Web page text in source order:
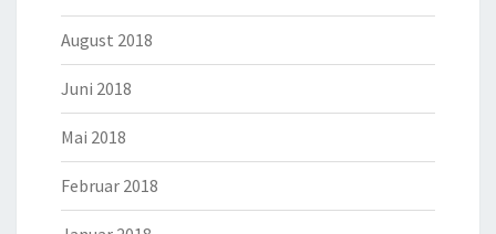
August 2018
Juni 2018
Mai 2018
Februar 2018